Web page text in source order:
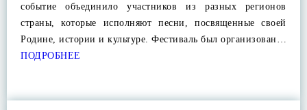
событие объединило участников из разных регионов
страны, которые исполняют песни, посвященные своей
Родине, истории и культуре. Фестиваль был организован…
ПОДРОБНЕЕ